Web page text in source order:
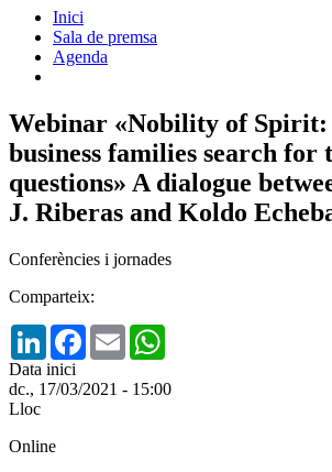
Inici
Sala de premsa
Agenda
Webinar «Nobility of Spirit:
business families search for
questions» A dialogue
J. Riberas and Koldo
Conferències i jornades
Comparteix:
LinkedInFacebook
Email
Data inici
dc., 17/03/2021 - 15:00
Lloc
Online